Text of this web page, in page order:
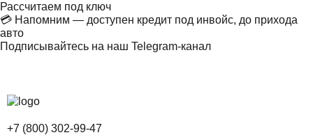
Рассчитаем под ключ
💳 Напомним — доступен кредит под инвойс, до прихода
авто
Подписывайтесь на наш Telegram-канал
+7 (800) 302-99-47